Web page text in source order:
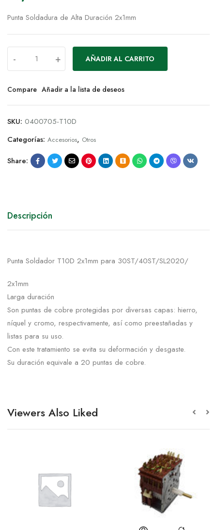
Punta Soldadura de Alta Duración 2x1mm
- + AÑADIR AL CARRITO
Compare Añadir a la lista de deseos
SKU: 0400705-T10D
Categorías: Accesorios, Otros
Share:
Descripción
Punta Soldador T10D 2x1mm para 30ST/40ST/SL2020/
2x1mm
Larga duración
Son puntas de cobre protegidas por diversas capas: hierro,
níquel y cromo, respectivamente, así como preestañadas y
listas para su uso.
Con este tratamiento se evita su deformación y desgaste.
Su duración equivale a 20 puntas de cobre.
Viewers Also Liked